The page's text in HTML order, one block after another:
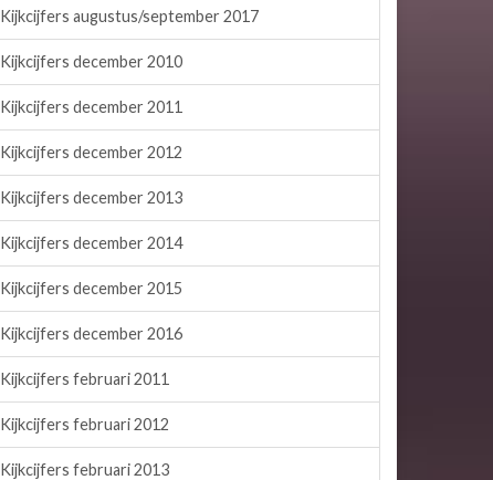
Kijkcijfers augustus/september 2017
Kijkcijfers december 2010
Kijkcijfers december 2011
Kijkcijfers december 2012
Kijkcijfers december 2013
Kijkcijfers december 2014
Kijkcijfers december 2015
Kijkcijfers december 2016
Kijkcijfers februari 2011
Kijkcijfers februari 2012
Kijkcijfers februari 2013